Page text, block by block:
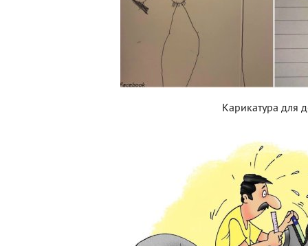
Карикатура для